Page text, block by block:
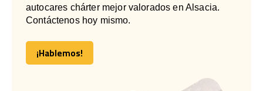
autocares chárter mejor valorados en Alsacia.
Contáctenos hoy mismo.
¡Hablemos!
¡Hablemos!